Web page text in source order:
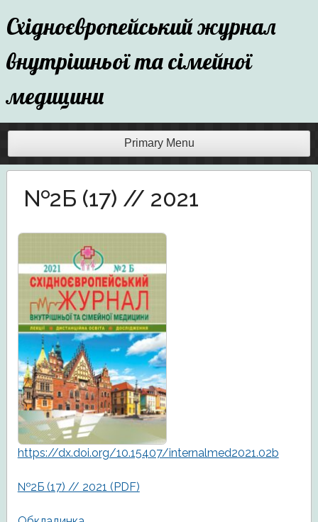
Skip
to
content
Східноєвропейський журнал
внутрішньої та сімейної
медицини
Primary Menu
№2Б (17) // 2021
https://dx.doi.org/10.15407/internalmed2021.02b
№2Б (17) // 2021 (PDF)